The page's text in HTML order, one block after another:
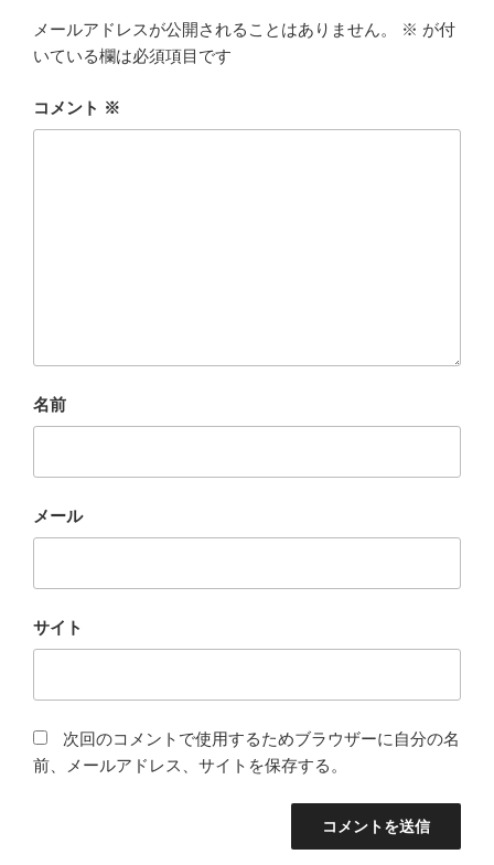
メールアドレスが公開されることはありません。 ※ が付
いている欄は必須項目です
コメント ※
名前
メール
サイト
次回のコメントで使用するためブラウザーに自分の名
前、メールアドレス、サイトを保存する。